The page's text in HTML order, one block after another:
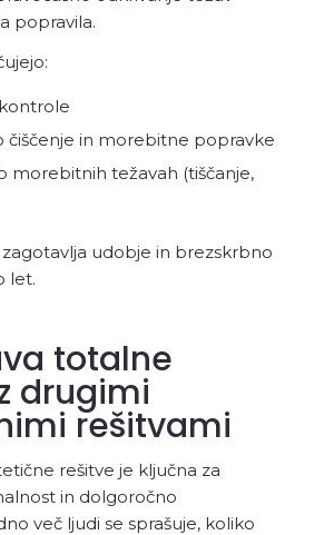
popravila.
čiščenje in morebitne popravke
morebitnih težavah (tiščanje,
udobje in brezskrbno
let.
totalne
drugimi
rešitvami
rešitve je ključna za
in dolgoročno
več ljudi se sprašuje, koliko